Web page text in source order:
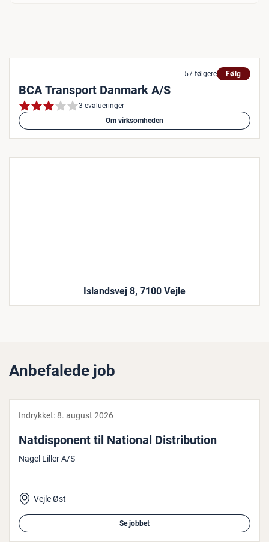
57 følgere Følg
BCA Transport Danmark A/S
3 evalueringer
Om virksomheden
Islandsvej 8, 7100 Vejle
Anbefalede job
Indrykket:8. august 2026
Nat­dis­po­nent til National Di­stri­bu­tion
Nagel Liller A/S
Vejle Øst
Se jobbet